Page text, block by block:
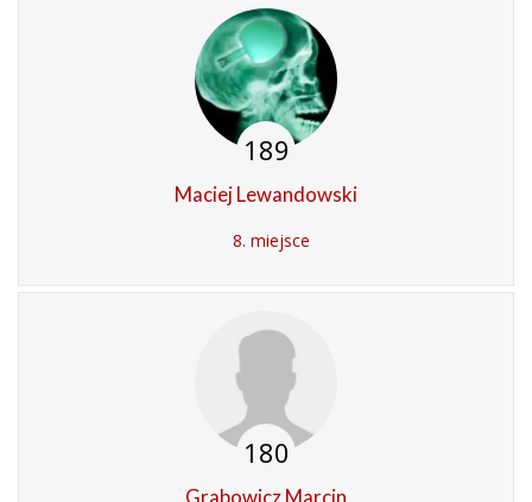
189
Maciej Lewandowski
8. miejsce
180
Grabowicz Marcin